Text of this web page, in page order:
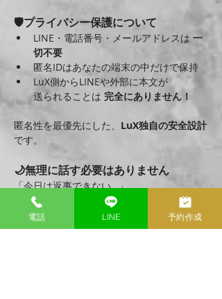
🛡️プライバシー保護について
LINE・電話番号・メールアドレスは 一
切不要
匿名IDはあなたの端末の中だけで保持
LuX側からLINEや外部に本文が
送られることは 完全にありません！
匿名性を最優先にした、 LuX独自の安全設計
です。
🌙無理に話す必要はありません
「今日は返事できない…」
「少し考えてからまた話したい」
そんな時も、あなたのペースのままで大丈夫
です。
電話 LINE 予約作成